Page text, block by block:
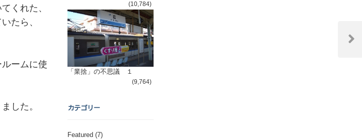
くれた、
たら、
ームに使
した。
Next
(10,784)
「業捨」の不思議 １
(9,764)
カテゴリー
Featured(7)